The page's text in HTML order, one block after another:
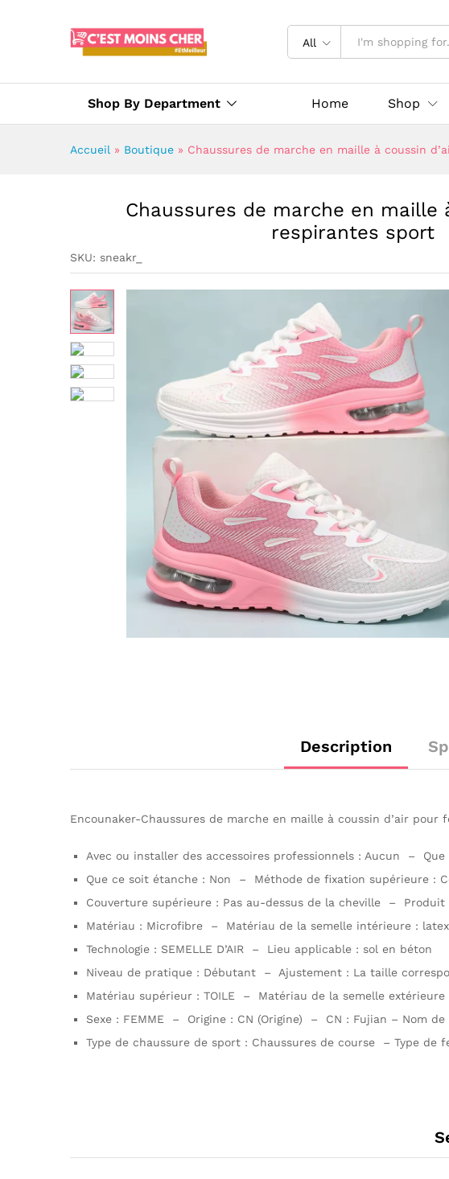
All
Shop By Department Home Shop
Accueil » Boutique » Chaussures de marche en maille à coussin
Chaussures de marche en maille
respirantes sport
SKU: sneakr_
Description
Encounaker-Chaussures de marche en maille à coussin d’air
Avec ou installer des accessoires professionnels : Aucun – Que
Que ce soit étanche : Non – Méthode de fixation supérieure :
Couverture supérieure : Pas au-dessus de la cheville –
Matériau : Microfibre – Matériau de la semelle intérieure : latex
Technologie : SEMELLE D’AIR – Lieu applicable : sol en béton
Niveau de pratique : Débutant – Ajustement : La taille
Matériau supérieur : TOILE – Matériau de la semelle extérieure :
Sexe : FEMME – Origine : CN (Origine) – CN : Fujian – Nom de
Type de chaussure de sport : Chaussures de course – Type de